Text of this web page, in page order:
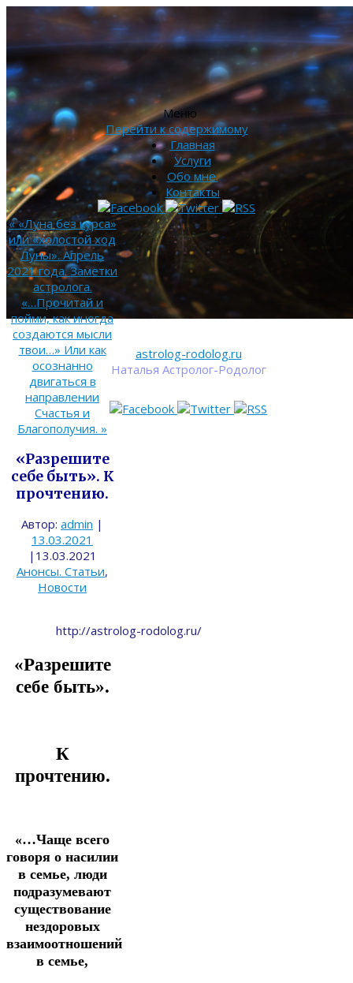
astrolog-rodolog.ru
Наталья Астролог-Родолог
Меню
Перейти к содержимому
Главная
Услуги
Обо мне.
Контакты
««Луна без курса»
или «холостой ход
Луны». Апрель
2021 года. Заметки
астролога.
«…Прочитай и
пойми, как иногда
создаются мысли
твои…» Или как
осознанно
двигаться в
направлении
Счастья и
Благополучия. »
«Разрешите
себе быть». К
прочтению.
Автор: admin |
13.03.2021
| 13.03.2021
Анонсы. Статьи,
Новости
http://astrolog-rodolog.ru/
«Разрешите
себе быть».
К
прочтению.
«…Чаще всего
говоря о насилии
в семье, люди
подразумевают
существование
нездоровых
взаимоотношений
в семье,